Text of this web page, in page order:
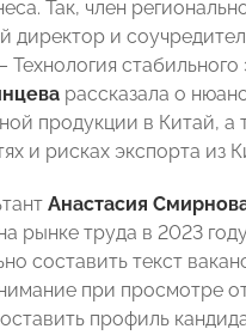
Так, член
директор и
Технология стабильного
рассказала о
продукции в Китай, а
и рисках экспорта из
Анастасия
рынке труда в 2023
составить текст
при просмотре
профиль